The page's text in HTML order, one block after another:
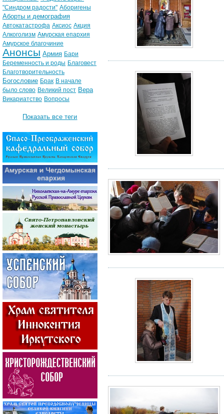
"Синдром радости" Аборигены
Аборты и демография
Автокатастрофа Аксиос Акция
Алкоголизм Амурская епархия
Амурское благочиние
Анонсы Армия Бари
Беременность и роды Благовест
Благотворительность
Богословие Брак В начале
было слово Великий пост Вера
Викариатство Вопросы
Показать все теги